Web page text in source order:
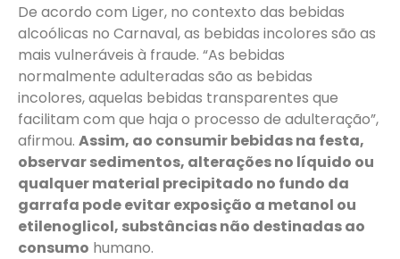
De acordo com Liger, no contexto das bebidas
alcoólicas no Carnaval, as bebidas incolores são as
mais vulneráveis à fraude. “As bebidas
normalmente adulteradas são as bebidas
incolores, aquelas bebidas transparentes que
facilitam com que haja o processo de adulteração”,
afirmou. Assim, ao consumir bebidas na festa,
observar sedimentos, alterações no líquido ou
qualquer material precipitado no fundo da
garrafa pode evitar exposição a metanol ou
etilenoglicol, substâncias não destinadas ao
consumo humano.